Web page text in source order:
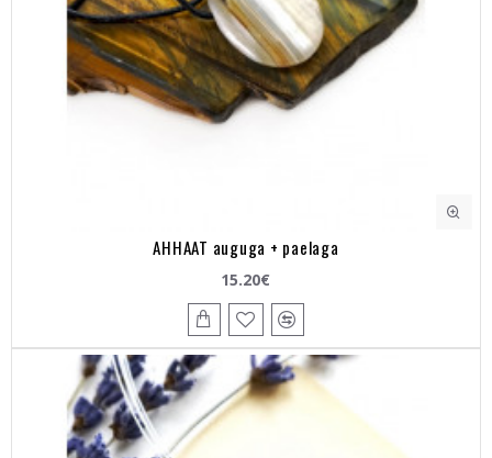
AHHAAT auguga + paelaga
15.20€